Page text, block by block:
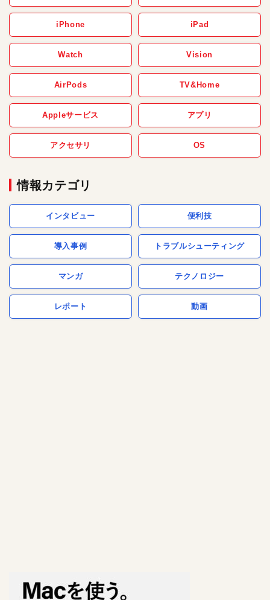
iPhone iPad
Watch Vision
AirPods TV&Home
Appleサービス アプリ
アクセサリ OS
情報カテゴリ
インタビュー 便利技
導入事例 トラブルシューティング
マンガ テクノロジー
レポート 動画